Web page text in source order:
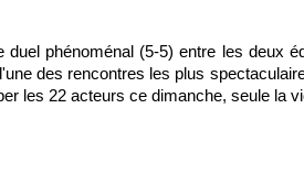
phénoménal (5-5) entre les deux
des rencontres les plus
les 22 acteurs ce dimanche, seule la